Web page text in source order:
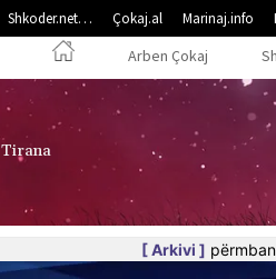
Shkoder.net… Çokaj.al Marinaj.info
Arben Çokaj
Tirana
[ Arkivi ]